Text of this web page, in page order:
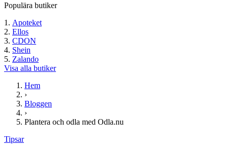
Populära butiker
Apoteket
Ellos
CDON
Shein
Zalando
Visa alla butiker
Hem
›
Bloggen
›
Plantera och odla med Odla.nu
Tipsar